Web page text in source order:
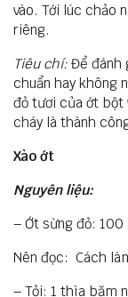
vào. Tới lúc chảo
riêng.
Tiêu chí: Để đánh
chuẩn hay không
đỏ tươi của ớt bột
cháy là thành
Xào ớt
Nguyên liệu:
– Ớt sừng đỏ:
Nên đọc: Cách
– Tỏi: 1 thìa băm